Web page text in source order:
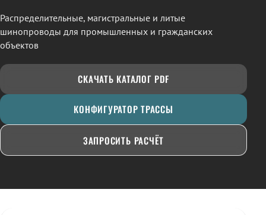
Распределительные, магистральные и литые
шинопроводы для промышленных и гражданских
объектов
СКАЧАТЬ КАТАЛОГ PDF
КОНФИГУРАТОР ТРАССЫ
ЗАПРОСИТЬ РАСЧЁТ